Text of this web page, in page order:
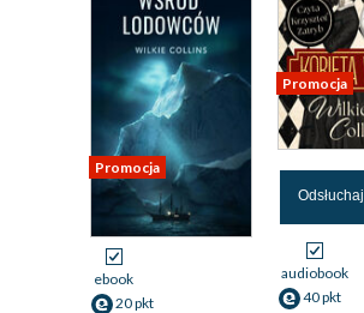
Promocja
ebook
20 pkt
Promocja
Odsłuchaj
audiobook
40 pkt